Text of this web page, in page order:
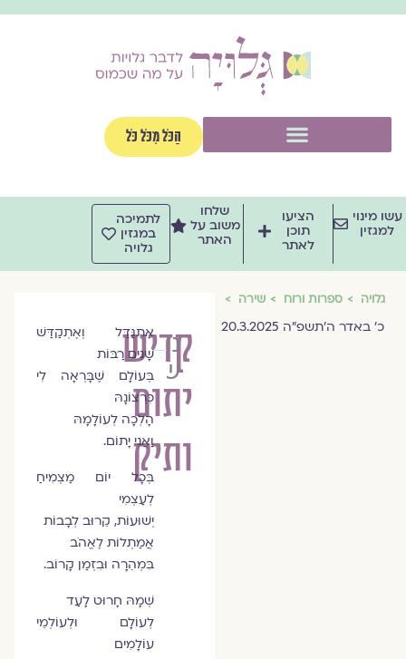
הַכֹּל מִכֹּל כֹּל
מינוי
למגזין
הציעו
תוכן
לאתר
שלחו
משוב על
האתר
לתמיכה
במגזין
גלויה
גלויה ספרות ורוח שירה
כ׳ באדר ה׳תשפ״ה 20.3.2025
קדיש
יתום
ותיק
ניר
שטראוס
אֶתְגַּדַּל וְאֶתְקַדַּשׁ
שָׁנִים רַבּוֹת
בְּעוֹלָם שֶׁבָּרְאָה לִי
כִּרְצוֹנָהּ
הָלְכָה לְעוֹלָמָהּ
וַאֲנִי יָתוֹם.
בְּכָל יוֹם מַצְמִיחַ
לְעַצְמִי
יְשׁוּעוֹת, קֵרוּב לְבָבוֹת
אֲמַתְלוֹת לֶאֱהֹב
בִּמְהֵרָה וּבִזְמַן קָרוֹב.
שְׁמָהּ חָרוּט לָעַד
לְעוֹלָם וּלְעוֹלְמֵי
עוֹלָמִים